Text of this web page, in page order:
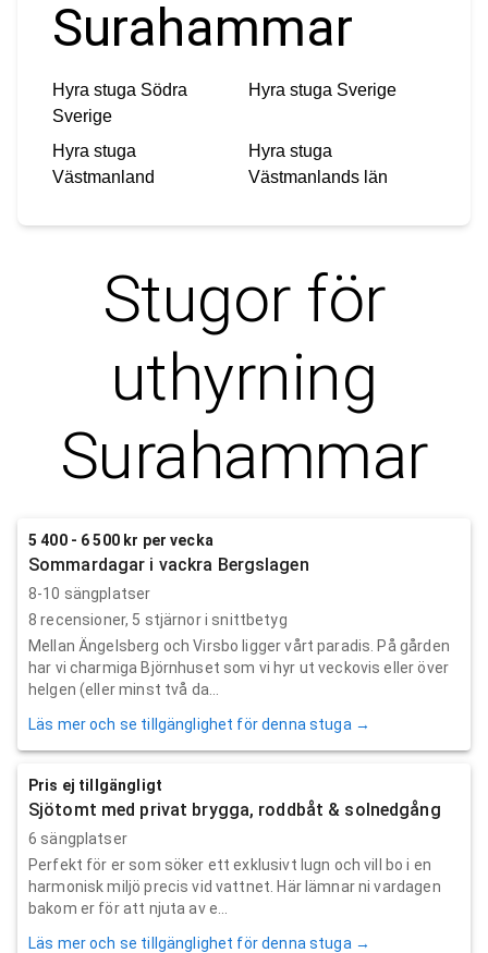
Surahammar
Hyra stuga Södra
Sverige
Hyra stuga Sverige
Hyra stuga
Västmanland
Hyra stuga
Västmanlands län
Stugor för
uthyrning
Surahammar
5 400 - 6 500 kr per vecka
Sommardagar i vackra Bergslagen
8-10 sängplatser
8 recensioner, 5 stjärnor i snittbetyg
Mellan Ängelsberg och Virsbo ligger vårt paradis. På gården
har vi charmiga Björnhuset som vi hyr ut veckovis eller över
helgen (eller minst två da...
Läs mer och se tillgänglighet för denna stuga →
Pris ej tillgängligt
Sjötomt med privat brygga, roddbåt & solnedgång
6 sängplatser
Perfekt för er som söker ett exklusivt lugn och vill bo i en
harmonisk miljö precis vid vattnet. Här lämnar ni vardagen
bakom er för att njuta av e...
Läs mer och se tillgänglighet för denna stuga →